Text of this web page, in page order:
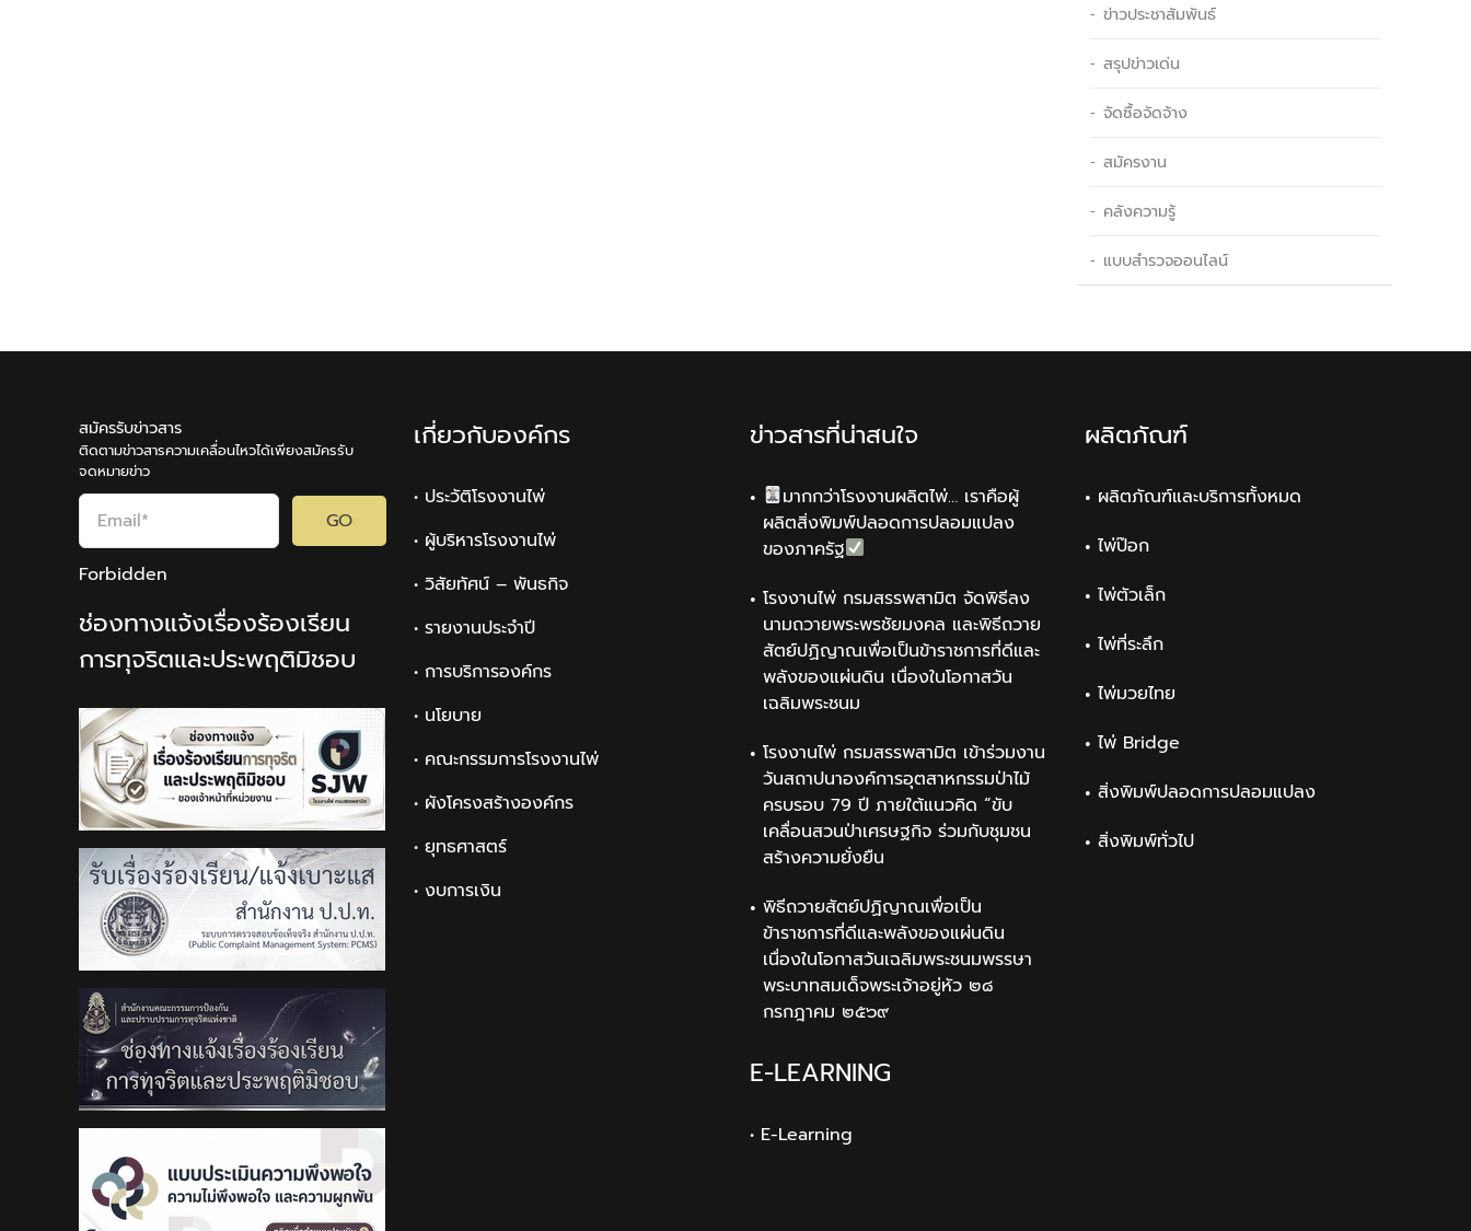
ข่าวประชาสัมพันธ์
สรุปข่าวเด่น
จัดซื้อจัดจ้าง
สมัครงาน
คลังความรู้
แบบสำรวจออนไลน์
สมัครรับข่าวสาร
ติดตามข่าวสารความเคลื่อนไหวได้เพียงสมัครรับ
จดหมายข่าว
GO
Forbidden
ช่องทางแจ้งเรื่องร้องเรียน
การทุจริตและประพฤติมิชอบ
เกี่ยวกับองค์กร
• ประวัติโรงงานไพ่
• ผู้บริหารโรงงานไพ่
• วิสัยทัศน์ – พันธกิจ
• รายงานประจำปี
• การบริการองค์กร
• นโยบาย
• คณะกรรมการโรงงานไพ่
• ผังโครงสร้างองค์กร
• ยุทธศาสตร์
• งบการเงิน
ข่าวสารที่น่าสนใจ
มากกว่าโรงงานผลิตไพ่… เราคือผู้
ผลิตสิ่งพิมพ์ปลอดการปลอมแปลง
ของภาครัฐ
โรงงานไพ่ กรมสรรพสามิต จัดพิธีลง
นามถวายพระพรชัยมงคล และพิธีถวาย
สัตย์ปฏิญาณเพื่อเป็นข้าราชการที่ดีและ
พลังของแผ่นดิน เนื่องในโอกาสวัน
เฉลิมพระชนม
โรงงานไพ่ กรมสรรพสามิต เข้าร่วมงาน
วันสถาปนาองค์การอุตสาหกรรมป่าไม้
ครบรอบ 79 ปี ภายใต้แนวคิด “ขับ
เคลื่อนสวนป่าเศรษฐกิจ ร่วมกับชุมชน
สร้างความยั่งยืน
พิธีถวายสัตย์ปฏิญาณเพื่อเป็น
ข้าราชการที่ดีและพลังของแผ่นดิน
เนื่องในโอกาสวันเฉลิมพระชนมพรรษา
พระบาทสมเด็จพระเจ้าอยู่หัว ๒๘
กรกฎาคม ๒๕๖๙
E-LEARNING
• E-Learning
ผลิตภัณฑ์
ผลิตภัณฑ์และบริการทั้งหมด
ไพ่ป๊อก
ไพ่ตัวเล็ก
ไพ่ที่ระลึก
ไพ่มวยไทย
ไพ่ Bridge
สิ่งพิมพ์ปลอดการปลอมแปลง
สิ่งพิมพ์ทั่วไป